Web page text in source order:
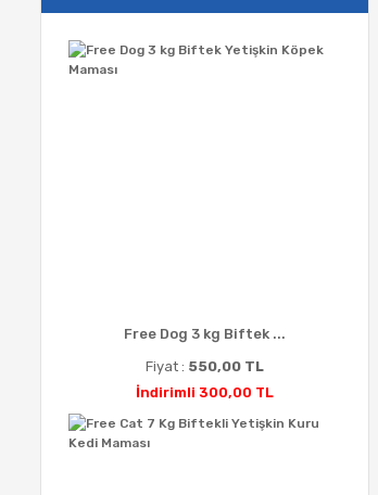
Free Dog 3 kg Biftek ...
Fiyat : 550,00 TL
İndirimli 300,00 TL